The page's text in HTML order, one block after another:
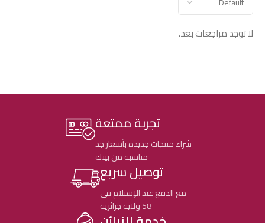
لا توجد مراجعات بعد.
تجربة ممتعة
شراء منتجات جديدة بأسعار جد
مناسبة من بيتك
توصيل سريع
مع الدفع عند الإستلام في
58 ولاية جزائرية